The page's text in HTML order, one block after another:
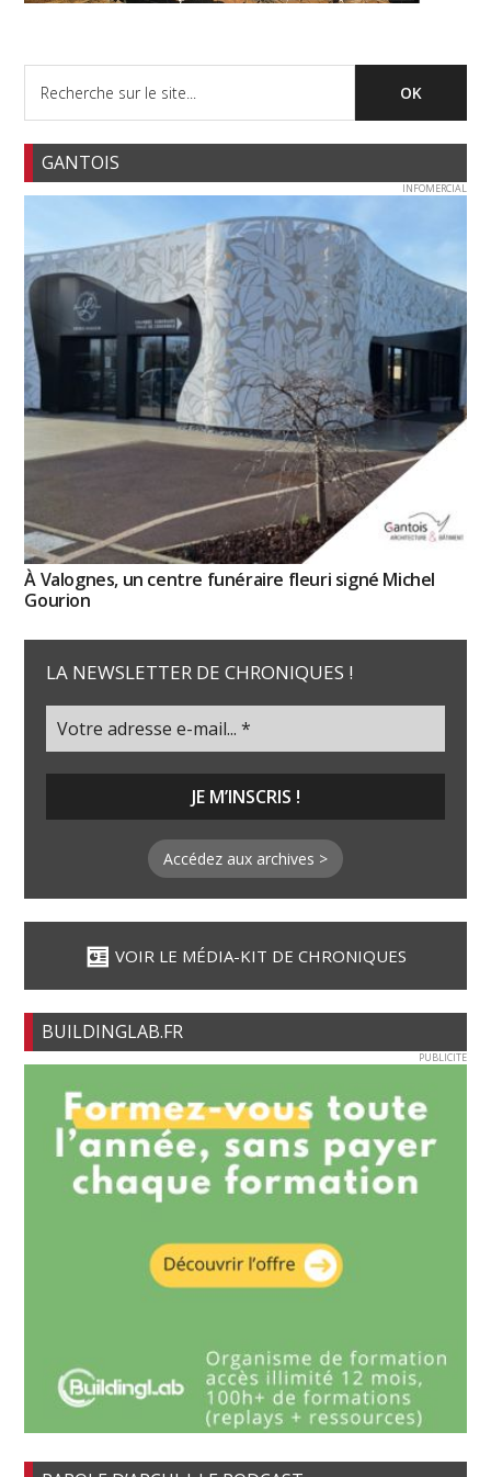
GANTOIS
INFOMERCIAL
À Valognes, un centre funéraire fleuri signé Michel
Gourion
LA NEWSLETTER DE CHRONIQUES !
Accédez aux archives >
VOIR LE MÉDIA-KIT DE CHRONIQUES
BUILDINGLAB.FR
PUBLICITE